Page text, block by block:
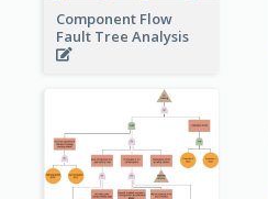
Component Flow
Fault Tree Analysis